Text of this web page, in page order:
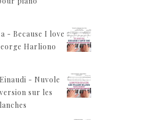
- Because I love
Harliono
- Nuvole
sur les